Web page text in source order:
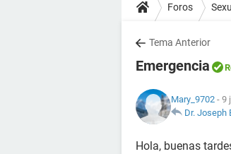
Foros
Tema Anterior
Emergencia
Mary_9702 - 9
Dr. Joseph
Hola, buenas